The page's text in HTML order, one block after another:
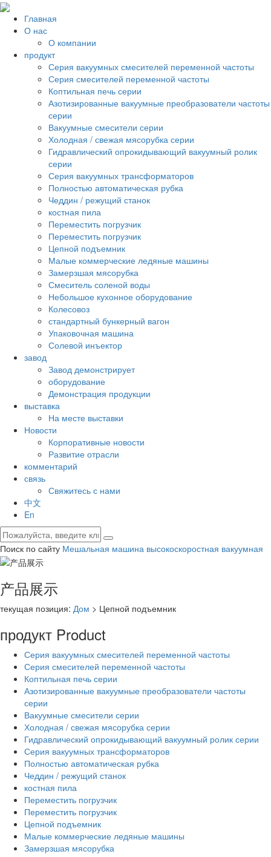
Главная
О нас
О компании
продукт
Серия вакуумных смесителей переменной частоты
Серия смесителей переменной частоты
Коптильная печь серии
Азотизированные вакуумные преобразователи частоты
серии
Вакуумные смесители серии
Холодная / свежая мясорубка серии
Гидравлический опрокидывающий вакуумный ролик
серии
Серия вакуумных трансформаторов
Полностью автоматическая рубка
Чеддин / режущий станок
костная пила
Переместить погрузчик
Переместить погрузчик
Цепной подъемник
Малые коммерческие ледяные машины
Замерзшая мясорубка
Смеситель соленой воды
Небольшое кухонное оборудование
Колесовоз
стандартный бункерный вагон
Упаковочная машина
Солевой инъектор
завод
Завод демонстрирует
оборудование
Демонстрация продукции
выставка
На месте выставки
Новости
Корпоративные новости
Развитие отрасли
комментарий
связь
Свяжитесь с нами
中文
En
Поиск по сайту Мешальная машина высокоскоростная вакуумная
产品展示
текущая позиция: Дом > Цепной подъемник
продукт Product
Серия вакуумных смесителей переменной частоты
Серия смесителей переменной частоты
Коптильная печь серии
Азотизированные вакуумные преобразователи частоты
серии
Вакуумные смесители серии
Холодная / свежая мясорубка серии
Гидравлический опрокидывающий вакуумный ролик серии
Серия вакуумных трансформаторов
Полностью автоматическая рубка
Чеддин / режущий станок
костная пила
Переместить погрузчик
Переместить погрузчик
Цепной подъемник
Малые коммерческие ледяные машины
Замерзшая мясорубка